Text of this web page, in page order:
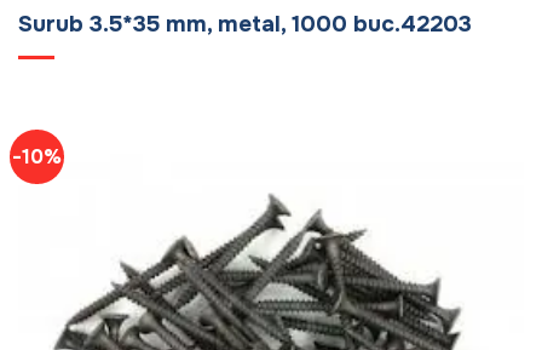
Surub 3.5*35 mm, metal, 1000 buc.42203
-10%